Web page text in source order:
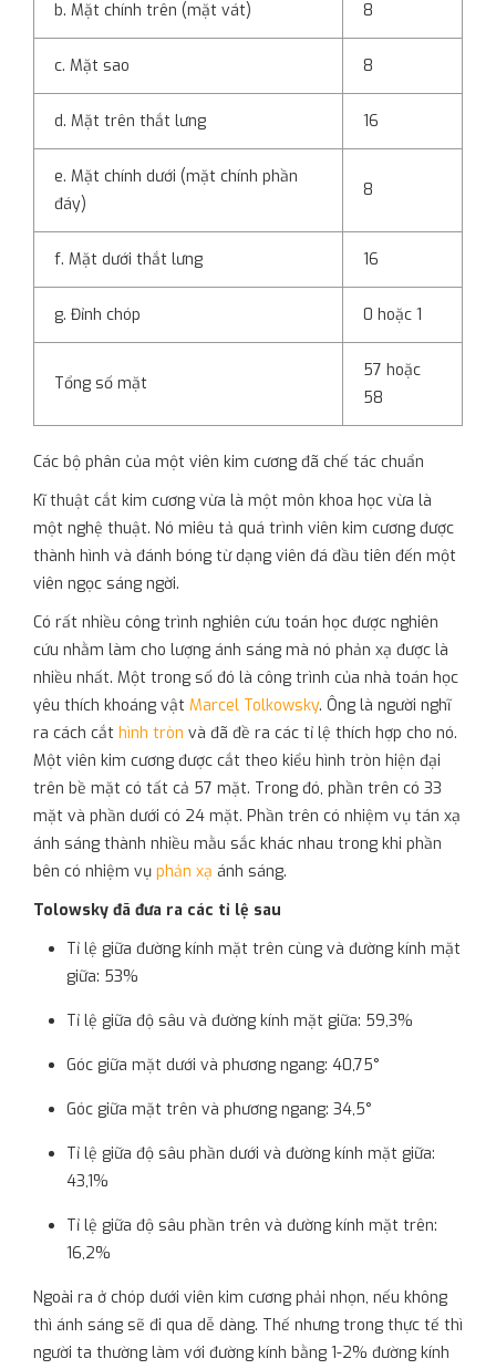
b. Mặt chính trên (mặt vát) 8
c. Mặt sao 8
d. Mặt trên thắt lưng 16
e. Mặt chính dưới (mặt chính phần
đáy)
8
f. Mặt dưới thắt lưng 16
g. Đỉnh chóp 0 hoặc 1
Tổng số mặt
57 hoặc
58
Các bộ phân của một viên kim cương đã chế tác chuẩn
Kĩ thuật cắt kim cương vừa là một môn khoa học vừa là
một nghệ thuật. Nó miêu tả quá trình viên kim cương được
thành hình và đánh bóng từ dạng viên đá đầu tiên đến một
viên ngọc sáng ngời.
Có rất nhiều công trình nghiên cứu toán học được nghiên
cứu nhằm làm cho lượng ánh sáng mà nó phản xạ được là
nhiều nhất. Một trong số đó là công trình của nhà toán học
yêu thích khoáng vật Marcel Tolkowsky. Ông là người nghĩ
ra cách cắt hình tròn và đã đề ra các tỉ lệ thích hợp cho nó.
Một viên kim cương được cắt theo kiểu hình tròn hiện đại
trên bề mặt có tất cả 57 mặt. Trong đó, phần trên có 33
mặt và phần dưới có 24 mặt. Phần trên có nhiệm vụ tán xạ
ánh sáng thành nhiều mằu sắc khác nhau trong khi phần
bên có nhiệm vụ phản xạ ánh sáng.
Tolowsky đã đưa ra các tỉ lệ sau
Tỉ lệ giữa đường kính mặt trên cùng và đường kính mặt
giữa: 53%
Tỉ lệ giữa độ sâu và đường kính mặt giữa: 59,3%
Góc giữa mặt dưới và phương ngang: 40,75°
Góc giữa mặt trên và phương ngang: 34,5°
Tỉ lệ giữa độ sâu phần dưới và đường kính mặt giữa:
43,1%
Tỉ lệ giữa độ sâu phần trên và đường kính mặt trên:
16,2%
Ngoài ra ở chóp dưới viên kim cương phải nhọn, nếu không
thì ánh sáng sẽ đi qua dễ dàng. Thế nhưng trong thực tế thì
người ta thường làm với đường kính bằng 1-2% đường kính